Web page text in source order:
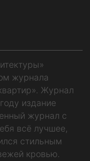
журнала
Журнал
издание
журнал с
всё лучшее,
стильным
кровью.